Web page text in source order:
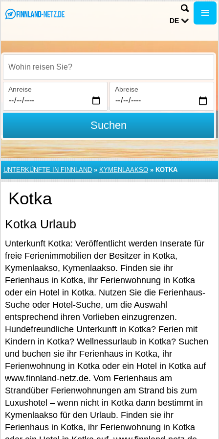
DE
Wohin reisen Sie?
Anreise Abreise
Suchen
UNTERKÜNFTE IN FINNLAND » KYMENLAAKSO » KOTKA
Kotka
Kotka Urlaub
Unterkunft Kotka: Veröffentlicht werden Inserate für
freie Ferienimmobilien der Besitzer in Kotka,
Kymenlaakso, Kymenlaakso. Finden sie ihr
Ferienhaus in Kotka, ihr Ferienwohnung in Kotka
oder ein Hotel in Kotka. Nutzen Sie die Ferienhaus-
Suche oder Hotel-Suche, um die Auswahl
entsprechend ihren Vorlieben einzugrenzen.
Hundefreundliche Unterkunft in Kotka? Ferien mit
Kindern in Kotka? Wellnessurlaub in Kotka? Suchen
und buchen sie ihr Ferienhaus in Kotka, ihr
Ferienwohnung in Kotka oder ein Hotel in Kotka auf
www.finnland-netz.de. Vom Ferienhaus am
Strandüber Ferienwohnungen am Strand bis zum
Luxushotel – wenn nicht in Kotka dann bestimmt in
Kymenlaakso für den Urlaub. Finden sie ihr
Ferienhaus in Kotka, ihr Ferienwohnung in Kotka